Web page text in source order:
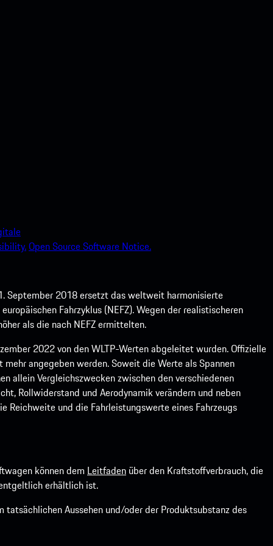
Open Source Software Notice.
September 2018 ersetzt das weltweit harmonisierte
Fahrzyklus (NEFZ). Wegen der realistischeren
als die nach NEFZ ermittelten.
2022 von den WLTP-Werten abgeleitet wurden. Offizielle
angegeben werden. Soweit die Werte als Spannen
allein Vergleichszwecken zwischen den verschiedenen
Rollwiderstand und Aerodynamik verändern und neben
Reichweite und die Fahrleistungswerte eines Fahrzeugs
können dem Leitfaden über den Kraftstoffverbrauch, die
erhältlich ist.
Aussehen und/oder der Produktsubstanz des